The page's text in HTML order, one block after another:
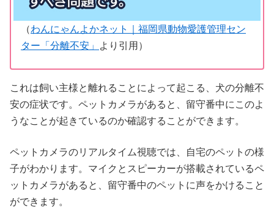
（わんにゃんよかネット｜福岡県動物愛護管理セン
ター「分離不安」
より引用）
これは飼い主様と離れることによって起こる、犬の分離不
安の症状です。ペットカメラがあると、留守番中にこのよ
うなことが起きているのか確認することができます。
ペットカメラのリアルタイム視聴では、自宅のペットの様
子がわかります。マイクとスピーカーが搭載されているペ
ットカメラがあると、留守番中のペットに声をかけること
ができます。